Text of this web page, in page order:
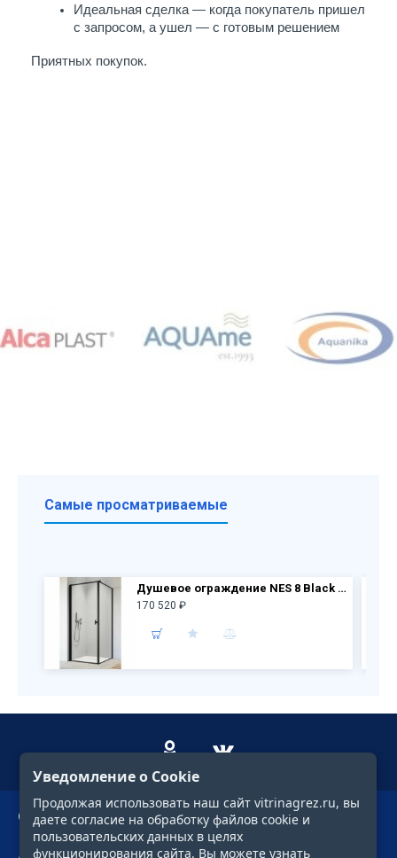
Идеальная сделка — когда покупатель пришел
с запросом, а ушел — с готовым решением
Приятных покупок.
Самые просматриваемые
Душевое ограждение NES 8 Black KDJ I Frame дверь 10022090-54-56L + бок.перегородка 10039090-54-56
170 520 ₽
О компании
Уведомление о Cookie
Продолжая использовать наш сайт vitrinagrez.ru, вы
даете согласие на обработку файлов cookie и
пользовательских данных в целях
функционирования сайта. Вы можете узнать